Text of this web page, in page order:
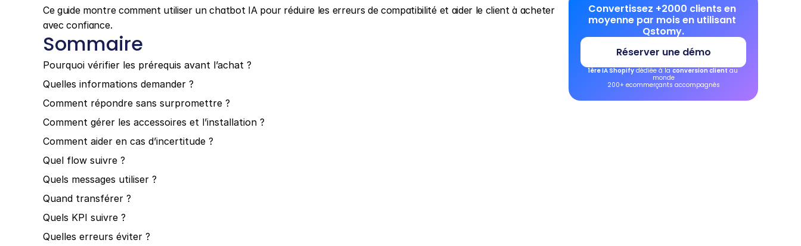
Ce guide montre comment utiliser un chatbot IA pour réduire les erreurs de compatibilité et aider le client à acheter
avec confiance.
Sommaire
Pourquoi vérifier les prérequis avant l’achat ?
Quelles informations demander ?
Comment répondre sans surpromettre ?
Comment gérer les accessoires et l’installation ?
Comment aider en cas d’incertitude ?
Quel flow suivre ?
Quels messages utiliser ?
Quand transférer ?
Quels KPI suivre ?
Quelles erreurs éviter ?
Convertissez +2000 clients en
moyenne par mois en utilisant
Qstomy.
Réserver une démo
1ère IA Shopify dédiée à la conversion client au
monde
200+ ecommerçants accompagnés